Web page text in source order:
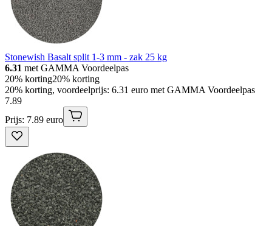
Stonewish Basalt split 1-3 mm - zak 25 kg
6.31 met GAMMA Voordeelpas
20% korting20% korting
20% korting, voordeelprijs: 6.31 euro met GAMMA Voordeelpas
7.89
Prijs: 7.89 euro